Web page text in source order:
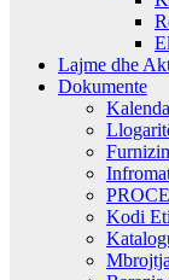
Lajme dhe
Dokumente
Kodi